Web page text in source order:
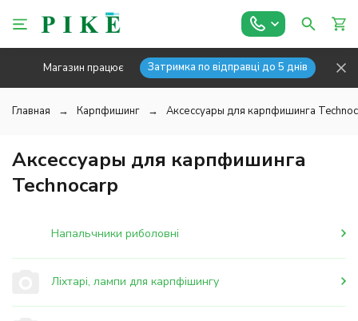
Магазин працює Затримка по відправці до 5 днів
Главная Карпфишинг Аксессуары для карпфишинга
Аксессуары для карпфишинга
Technocarp
Напальчники риболовні
Ліхтарі, лампи для карпфішингу